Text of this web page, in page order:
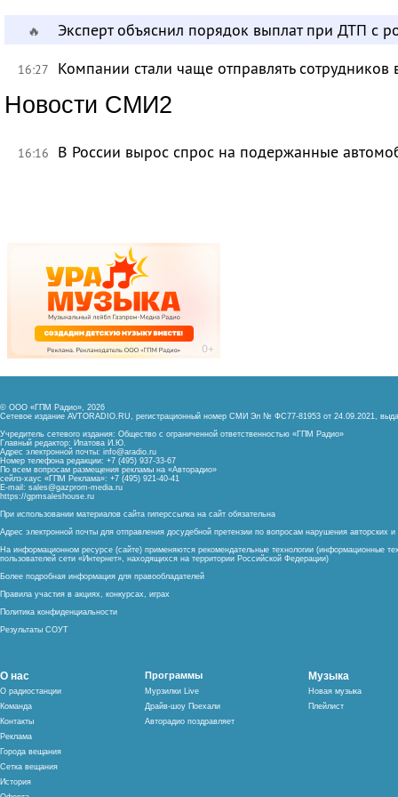
🔥 Эксперт объяснил порядок выплат при ДТП с
16:27 Компании стали чаще отправлять сотрудников
Новости СМИ2
16:16 В России вырос спрос на подержанные
© ООО «ГПМ Радио», 2026
Сетевое издание AVTORADIO.RU, регистрационный номер СМИ Эл № ФС77-81953 от 24.09.2021,
Учредитель сетевого издания: Общество с ограниченной ответственностью «ГПМ Радио»
Главный редактор: Ипатова И.Ю.
Адрес электронной почты: info@aradio.ru
Номер телефона редакции: +7 (495) 937-33-67
По всем вопросам размещения рекламы на «Авторадио»
сейлз-хаус «ГПМ Реклама»: +7 (495) 921-40-41
E-mail: sales@gazprom-media.ru
https://gpmsaleshouse.ru
При использовании материалов сайта гиперссылка на сайт обязательна
Адрес электронной почты для отправления досудебной претензии по вопросам нарушения авторских
На информационном ресурсе (сайте) применяются рекомендательные технологии (информационные
пользователей сети «Интернет», находящихся на территории Российской Федерации)
Более подробная информация для правообладателей
Правила участия в акциях, конкурсах, играх
Политика конфиденциальности
Результаты СОУТ
О нас
О радиостанции
Команда
Контакты
Реклама
Города вещания
Сетка вещания
История
Программы
Мурзилки Live
Драйв-шоу Поехали
Авторадио поздравляет
Музыка
Новая музыка
Плейлист